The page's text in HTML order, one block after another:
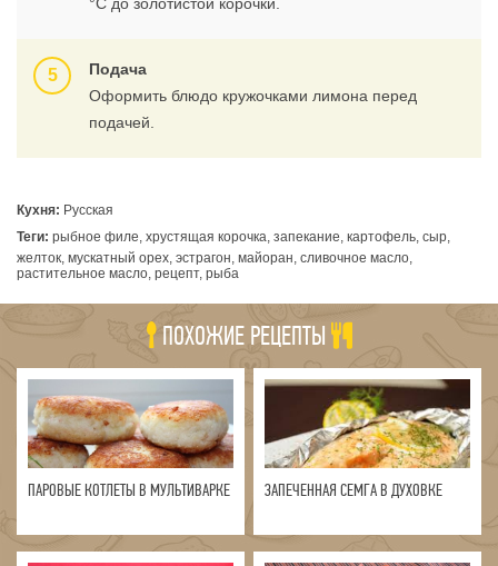
Подача
Оформить блюдо кружочками лимона перед
подачей.
Кухня: Русская
Теги: рыбное филе, хрустящая корочка, запекание, картофель, сыр,
желток, мускатный орех, эстрагон, майоран, сливочное масло,
растительное масло, рецепт, рыба
ПОХОЖИЕ РЕЦЕПТЫ
ПАРОВЫЕ КОТЛЕТЫ В МУЛЬТИВАРКЕ ЗАПЕЧЕННАЯ СЕМГА В ДУХОВКЕ